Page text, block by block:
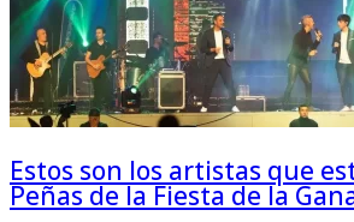
Estos son los artistas que
Peñas de la Fiesta de la